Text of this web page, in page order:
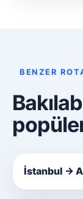
BENZER
İstanbul →